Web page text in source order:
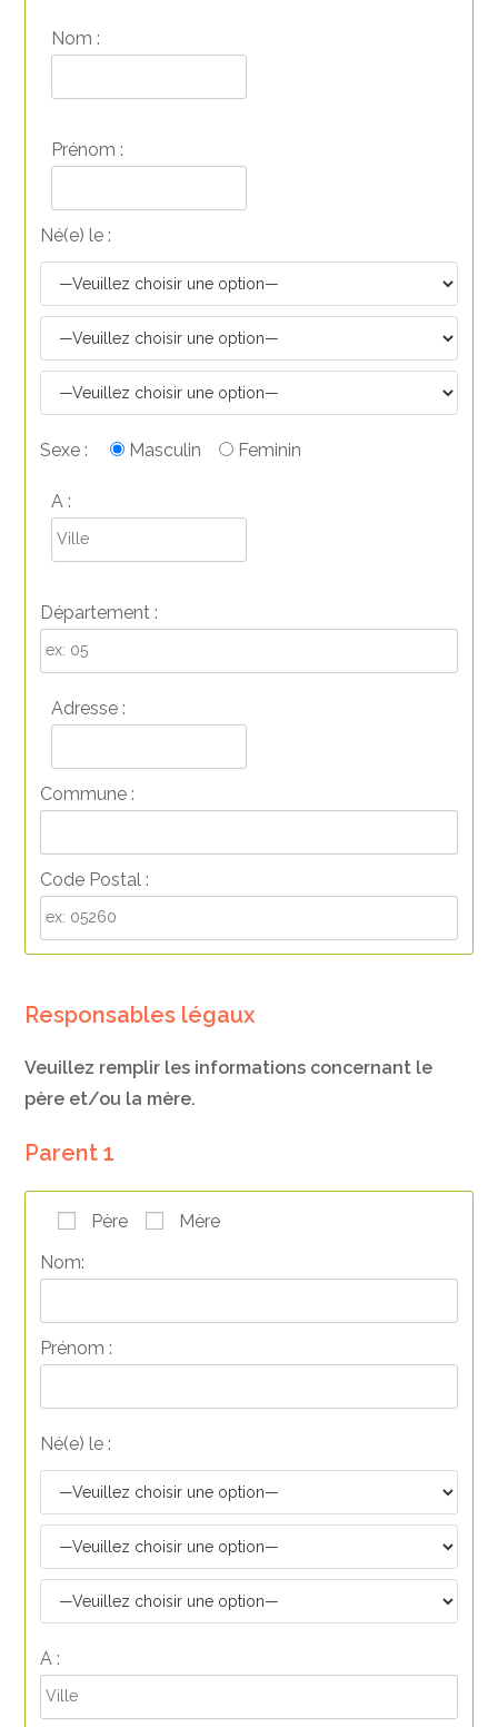
Nom :
Prénom :
Né(e) le :
Sexe : Masculin Feminin
A :
Département :
Adresse :
Commune :
Code Postal :
Responsables légaux
Veuillez remplir les informations concernant le
père et/ou la mère.
Parent 1
Père
Mère
Nom:
Prénom :
Né(e) le :
A :